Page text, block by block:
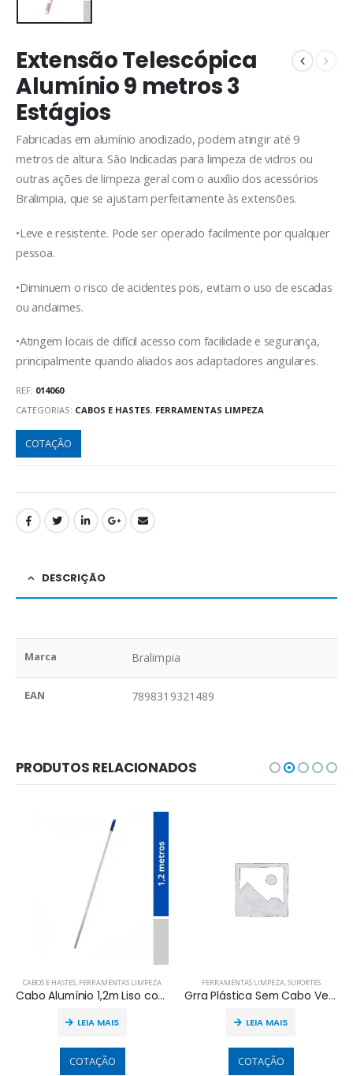
Extensão Telescópica
Alumínio 9 metros 3
Estágios
Fabricadas em alumínio anodizado, podem atingir até 9
metros de altura. São Indicadas para limpeza de vidros ou
outras ações de limpeza geral com o auxílio dos acessórios
Bralimpia, que se ajustam perfeitamente às extensões.
•Leve e resistente. Pode ser operado facilmente por qualquer
pessoa.
•Diminuem o risco de acidentes pois, evitam o uso de escadas
ou andaimes.
•Atingem locais de difícil acesso com facilidade e segurança,
principalmente quando aliados aos adaptadores angulares.
REF: 014060
CATEGORIAS: CABOS E HASTES, FERRAMENTAS LIMPEZA
COTAÇÃO
DESCRIÇÃO
Marca Bralimpia
EAN 7898319321489
PRODUTOS RELACIONADOS
CABOS E HASTES, FERRAMENTAS LIMPEZA
Cabo Alumínio 1,2m Liso com Rosca
LEIA MAIS
COTAÇÃO
FERRAMENTAS LIMPEZA,SUPORTES
Grra Plástica Sem Cabo Verde Euro
LEIA MAIS
COTAÇÃO